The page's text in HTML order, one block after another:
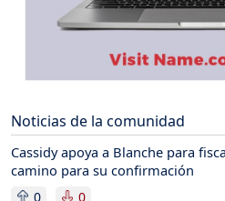
Noticias de la comunidad
Cassidy apoya a Blanche para
camino para su confirmación
0 0